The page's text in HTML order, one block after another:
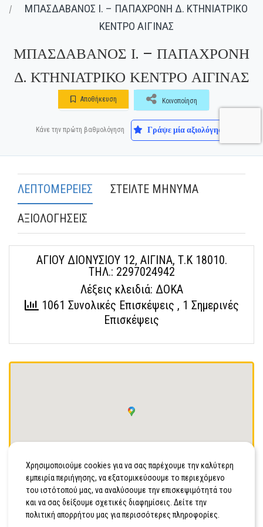
ΜΠΑΣΔΑΒΑΝΟΣ Ι. – ΠΑΠΑΧΡΟΝΗ Δ. ΚΤΗΝΙΑΤΡΙΚΟ
ΚΕΝΤΡΟ ΑΙΓΙΝΑΣ
ΜΠΑΣΔΑΒΑΝΟΣ Ι. – ΠΑΠΑΧΡΟΝΗ
Δ. ΚΤΗΝΙΑΤΡΙΚΟ ΚΕΝΤΡΟ ΑΙΓΙΝΑΣ
Αποθήκευση Κοινοποίηση
Κάνε την πρώτη βαθμολόγηση Γράψε μία αξιολόγηση
ΛΕΠΤΟΜΕΡΕΙΕΣ ΣΤΕΙΛΤΕ ΜΗΝΥΜΑ
ΑΞΙΟΛΟΓΗΣΕΙΣ
ΑΓΙΟΥ ΔΙΟΝΥΣΙΟΥ 12, ΑΙΓΙΝΑ, Τ.Κ 18010.
ΤΗΛ.: 2297024942
Λέξεις κλειδιά: ΔΟΚΑ
1061 Συνολικές Επισκέψεις , 1 Σημερινές
Επισκέψεις
Οδήγησέ με
ΑΙΓΙΝΑ
Χρησιμοποιούμε cookies για να σας παρέχουμε την καλύτερη
εμπειρία περιήγησης, να εξατομικεύσουμε το περιεχόμενο
του ιστότοπού μας, να αναλύσουμε την επισκεψιμότητά του
και να σας δείξουμε σχετικές διαφημίσεις. Δείτε την
πολιτική απορρήτου μας για περισσότερες πληροφορίες.